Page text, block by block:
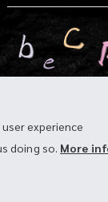
Enter the characters
experience
doing so. More